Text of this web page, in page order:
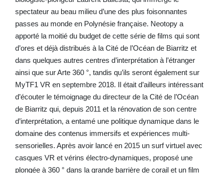
spectateur au beau milieu d’une des plus foisonnantes
passes au monde en Polynésie française. Neotopy a
apporté la moitié du budget de cette série de films qui sont
d’ores et déjà distribués à la Cité de l’Océan de Biarritz et
dans quelques autres centres d’interprétation à l’étranger
ainsi que sur Arte 360 °, tandis qu’ils seront également sur
MyTF1 VR en septembre 2018. Il était d’ailleurs intéressant
d’écouter le témoignage du directeur de la Cité de l’Océan
de Biarritz qui, depuis 2011 et la rénovation de son centre
d’interprétation, a entamé une politique dynamique dans le
domaine des contenus immersifs et expériences multi-
sensorielles. Après avoir lancé en 2015 un surf virtuel avec
casques VR et vérins électro-dynamiques, proposé une
plongée à 360 ° dans la grande barrière de corail et un film